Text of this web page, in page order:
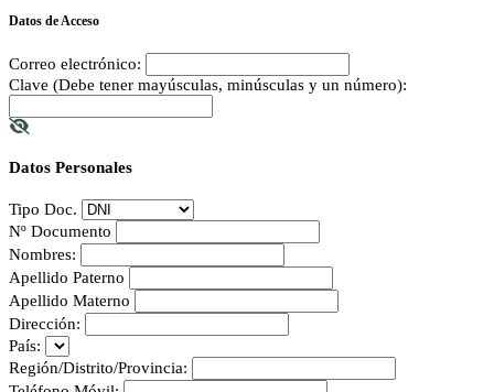
Datos de Acceso
Correo electrónico:
Clave (Debe tener mayúsculas, minúsculas y un número):
Datos Personales
Tipo Doc.
Nº Documento
Nombres:
Apellido Paterno
Apellido Materno
Dirección:
País:
Región/Distrito/Provincia: